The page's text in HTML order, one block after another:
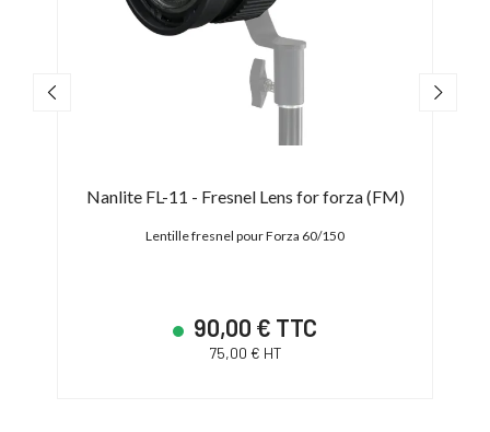
Nanlite FL-11 - Fresnel Lens for forza (FM)
Lentille fresnel pour Forza 60/150
90,00 € TTC
75,00 € HT